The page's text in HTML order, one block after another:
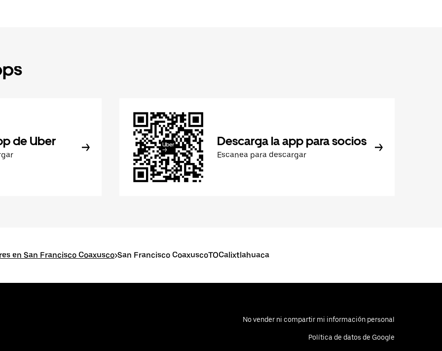
de Uber Descarga la app para socios
Escanea para descargar
en San Francisco Coaxusco>San Francisco CoaxuscoTOCalixtlahuaca
No vender ni compartir mi información personal
Política de datos de Google